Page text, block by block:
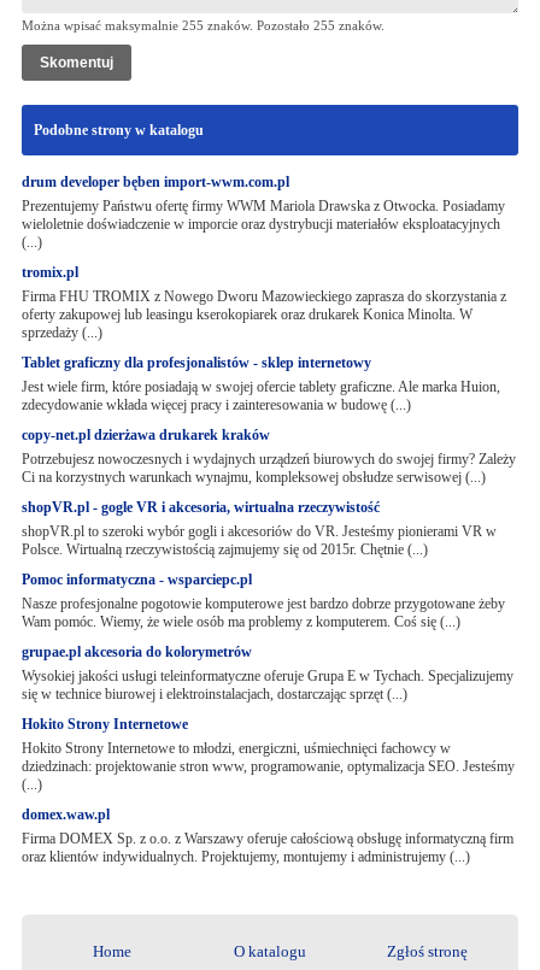
Można wpisać maksymalnie 255 znaków. Pozostało 255 znaków.
Podobne strony w katalogu
drum developer bęben import-wwm.com.pl
Prezentujemy Państwu ofertę firmy WWM Mariola Drawska z Otwocka. Posiadamy
wieloletnie doświadczenie w imporcie oraz dystrybucji materiałów eksploatacyjnych
(...)
tromix.pl
Firma FHU TROMIX z Nowego Dworu Mazowieckiego zaprasza do skorzystania z
oferty zakupowej lub leasingu kserokopiarek oraz drukarek Konica Minolta. W
sprzedaży (...)
Tablet graficzny dla profesjonalistów - sklep internetowy
Jest wiele firm, które posiadają w swojej ofercie tablety graficzne. Ale marka Huion,
zdecydowanie wkłada więcej pracy i zainteresowania w budowę (...)
copy-net.pl dzierżawa drukarek kraków
Potrzebujesz nowoczesnych i wydajnych urządzeń biurowych do swojej firmy? Zależy
Ci na korzystnych warunkach wynajmu, kompleksowej obsłudze serwisowej (...)
shopVR.pl - gogle VR i akcesoria, wirtualna rzeczywistość
shopVR.pl to szeroki wybór gogli i akcesoriów do VR. Jesteśmy pionierami VR w
Polsce. Wirtualną rzeczywistością zajmujemy się od 2015r. Chętnie (...)
Pomoc informatyczna - wsparciepc.pl
Nasze profesjonalne pogotowie komputerowe jest bardzo dobrze przygotowane żeby
Wam pomóc. Wiemy, że wiele osób ma problemy z komputerem. Coś się (...)
grupae.pl akcesoria do kolorymetrów
Wysokiej jakości usługi teleinformatyczne oferuje Grupa E w Tychach. Specjalizujemy
się w technice biurowej i elektroinstalacjach, dostarczając sprzęt (...)
Hokito Strony Internetowe
Hokito Strony Internetowe to młodzi, energiczni, uśmiechnięci fachowcy w
dziedzinach: projektowanie stron www, programowanie, optymalizacja SEO. Jesteśmy
(...)
domex.waw.pl
Firma DOMEX Sp. z o.o. z Warszawy oferuje całościową obsługę informatyczną firm
oraz klientów indywidualnych. Projektujemy, montujemy i administrujemy (...)
Home O katalogu Zgłoś stronę